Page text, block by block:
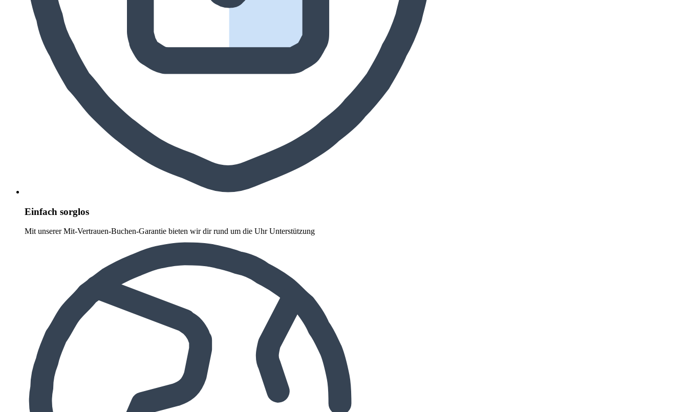
Einfach sorglos
Mit unserer Mit-Vertrauen-Buchen-Garantie bieten wir dir rund um die Uhr Unterstützung